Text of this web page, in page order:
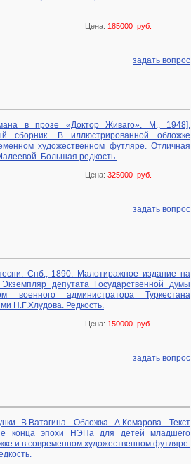
Цена: 185000 руб.
задать вопрос
в прозе «Доктор Живаго». М., 1948].
сборник. В иллюстрированной обложке
художественном футляре. Отличная
Большая редкость.
Цена: 325000 руб.
задать вопрос
Спб., 1890. Малотиражное издание на
депутата Государственной думы
военного администратора Туркестана
Н.Г.Хлудова. Редкость.
Цена: 150000 руб.
задать вопрос
В.Ватагина. Обложка А.Комарова. Текст
конца эпохи НЭПа для детей младшего
и в современном художественном футляре.